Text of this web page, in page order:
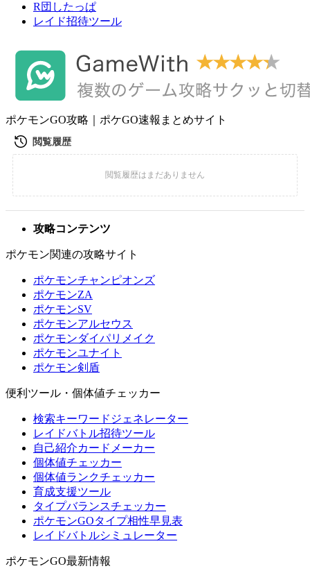
R団したっぱ
レイド招待ツール
ポケモンGO攻略｜ポケGO速報まとめサイト
攻略コンテンツ
ポケモン関連の攻略サイト
ポケモンチャンピオンズ
ポケモンZA
ポケモンSV
ポケモンアルセウス
ポケモンダイパリメイク
ポケモンユナイト
ポケモン剣盾
便利ツール・個体値チェッカー
検索キーワードジェネレーター
レイドバトル招待ツール
自己紹介カードメーカー
個体値チェッカー
個体値ランクチェッカー
育成支援ツール
タイプバランスチェッカー
ポケモンGOタイプ相性早見表
レイドバトルシミュレーター
ポケモンGO最新情報